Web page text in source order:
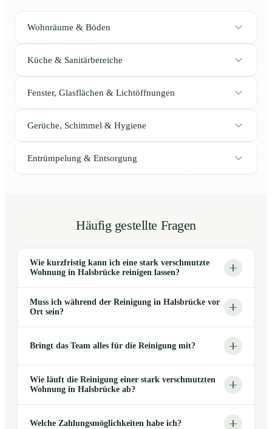
Wohnräume & Böden
Küche & Sanitärbereiche
Fenster, Glasflächen & Lichtöffnungen
Gerüche, Schimmel & Hygiene
Entrümpelung & Entsorgung
Häufig gestellte Fragen
Wie kurzfristig kann ich eine stark verschmutzte
Wohnung in Halsbrücke reinigen lassen?
Muss ich während der Reinigung in Halsbrücke vor
Ort sein?
Bringt das Team alles für die Reinigung mit?
Wie läuft die Reinigung einer stark verschmutzten
Wohnung in Halsbrücke ab?
Welche Zahlungsmöglichkeiten habe ich?